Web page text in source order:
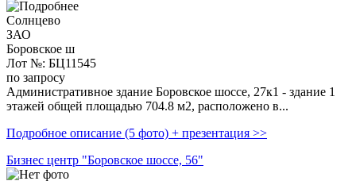
Солнцево
ЗАО
Боровское ш
Лот №: БЦ11545
по запросу
Административное здание Боровское шоссе, 27к1 - здание 1
этажей общей площадью 704.8 м2, расположено в...
Подробное описание (5 фото) + презентация >>
Бизнес центр "Боровское шоссе, 56"